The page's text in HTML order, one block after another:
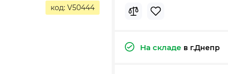
код: V50444
На складе в г.Днепр